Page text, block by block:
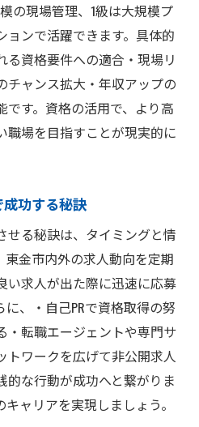
の現場管理、1級は大規模プ
ョンで活躍できます。具体的
る資格要件への適合・現場リ
チャンス拡大・年収アップの
す。資格の活用で、より高
職場を目指すことが現実的に
功する秘訣
せる秘訣は、タイミングと情
東金市内外の求人動向を定期
い求人が出た際に迅速に応募
、・自己PRで資格取得の努
・転職エージェントや専門サ
トワークを広げて非公開求人
的な行動が成功へと繋がりま
ャリアを実現しましょう。